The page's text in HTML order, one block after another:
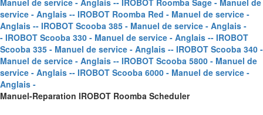
Manuel de service - Anglais -- IROBOT Roomba Sage - Manuel de
service - Anglais -- IROBOT Roomba Red - Manuel de service -
Anglais -- IROBOT Scooba 385 - Manuel de service - Anglais -
- IROBOT Scooba 330 - Manuel de service - Anglais -- IROBOT
Scooba 335 - Manuel de service - Anglais -- IROBOT Scooba 340 -
Manuel de service - Anglais -- IROBOT Scooba 5800 - Manuel de
service - Anglais -- IROBOT Scooba 6000 - Manuel de service -
Anglais -
Manuel-Reparation IROBOT Roomba Scheduler